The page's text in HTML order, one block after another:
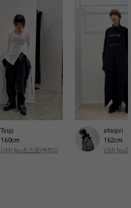
Tsuji
160cm
LIMI feu名古屋PARCO
shiojiri
162cm
LIMI feu